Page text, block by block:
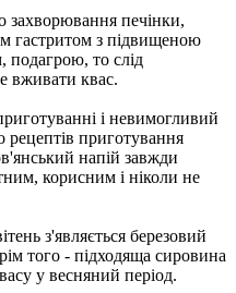
захворювання печінки,
гастритом з підвищеною
подагрою, то слід
вживати квас.
і невимогливий
рецептів приготування
напій завжди
корисним і ніколи не
з'являється березовий
того - підходяща сировина
у весняний період.